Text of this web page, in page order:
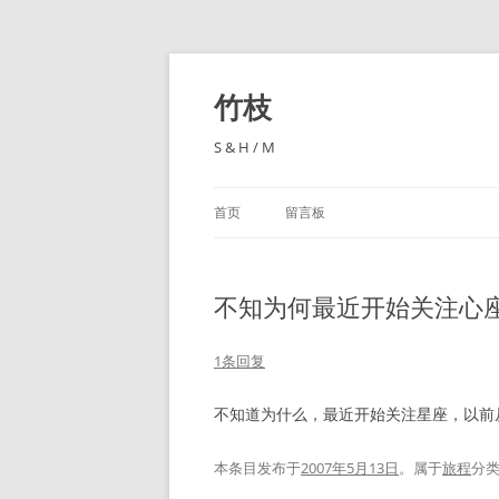
跳
正
文
竹枝
S & H / M
首页 留言板
不知为何最近开始关注心
1条回复
不知道为什么，最近开始关注星座，以前
本条目发布于2007年5月13日。属于旅程分类